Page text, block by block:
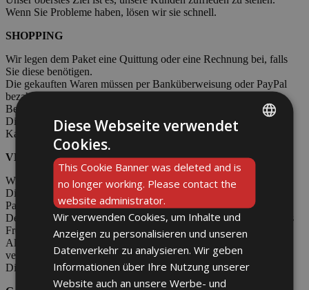
Wenn Sie Probleme haben, lösen wir sie schnell.
SHOPPING
Wir legen dem Paket eine Quittung oder eine Rechnung bei, falls
Sie diese benötigen.
Die gekauften Waren müssen per Banküberweisung oder PayPal
bezahlt werden. Geben Sie auf den gekauften Geldkonten die
Bestellnummer an.
Die Überweisung sollte innerhalb von 7 Tagen nach dem
Kaufdatum erfolgen.
VERSANDKOSTEN
Wir versenden Pakete über Poczta Polska.
Die Versandkosten beinhalten das Porto und die Verpackung der
Pakete.
Der Versand erfolgt sofort nach Zahlungseingang, von Montag bis
Freitag.
Alle Pakete werden mit einer Sendungsverfolgungsnummer
verschickt.
Die Kosten für den Versand hängen vom Gewicht ab.
DE
Diese Webseite verwendet
Cookies.
This Cookie Banner was deleted and is
no longer working. Please contact the
website administrator.
Wir verwenden Cookies, um Inhalte und
Anzeigen zu personalisieren und unseren
Datenverkehr zu analysieren. Wir geben
Informationen über Ihre Nutzung unserer
Website auch an unsere Werbe- und